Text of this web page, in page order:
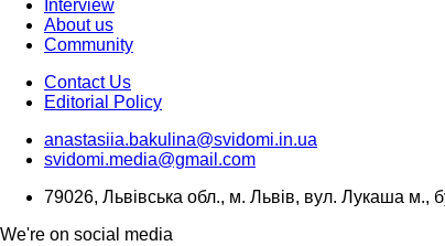
Interview
About us
Community
Contact Us
Editorial Policy
anastasiia.bakulina@svidomi.in.ua
svidomi.media@gmail.com
79026, Львівська обл., м. Львів, вул. Лукаша м.,
We're on social media